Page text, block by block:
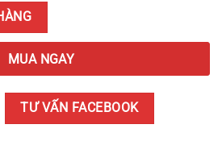
CD1349 quantity
MUA NGAY
TƯ VẤN FACEBOOK